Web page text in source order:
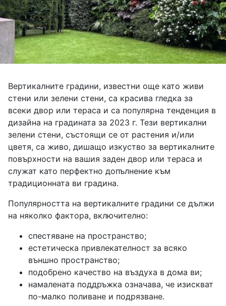
Вертикалните градини, известни още като живи
стени или зелени стени, са красива гледка за
всеки двор или тераса и са популярна тенденция в
дизайна на градината за 2023 г. Тези вертикални
зелени стени, състоящи се от растения и/или
цветя, са живо, дишащо изкуство за вертикалните
повърхности на вашия заден двор или тераса и
служат като перфектно допълнение към
традиционната ви градина.
Популярността на вертикалните градини се дължи
на няколко фактора, включително:
спестяване на пространство;
естетическа привлекателност за всяко
външно пространство;
подобрено качество на въздуха в дома ви;
намалената поддръжка означава, че изискват
по-малко поливане и подрязване.